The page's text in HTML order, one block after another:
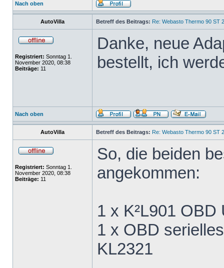
Nach oben
AutoVilla Betreff des Beitrags: Re: Webasto Thermo 90 ST
Registriert: Sonntag 1.
November 2020, 08:38
Beiträge: 11
Danke, neue
bestellt, ich
Nach oben
AutoVilla Betreff des Beitrags: Re: Webasto Thermo 90 ST
Registriert: Sonntag 1.
November 2020, 08:38
Beiträge: 11
So, die beiden
angekommen:
1 x K²L901
1 x OBD
KL2321